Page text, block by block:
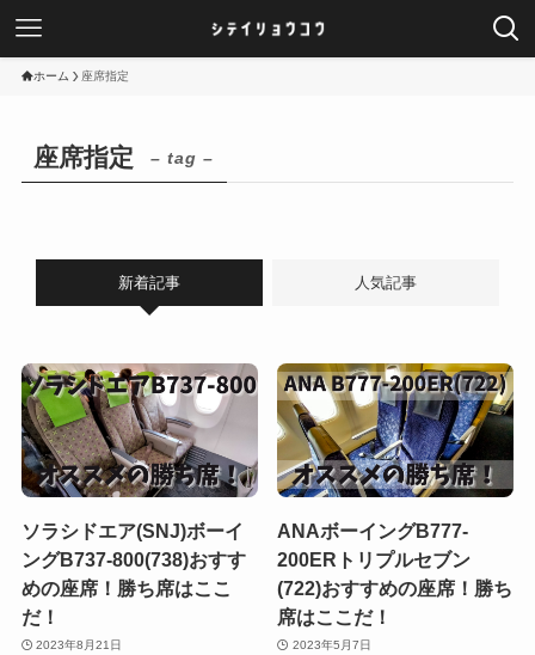
ホーム 座席指定
座席指定 – tag –
新着記事 人気記事
ソラシドエア(SNJ)ボーイ
ングB737-800(738)おすす
めの座席！勝ち席はここ
だ！
2023年8月21日
ANAボーイングB777-
200ERトリプルセブン
(722)おすすめの座席！勝ち
席はここだ！
2023年5月7日